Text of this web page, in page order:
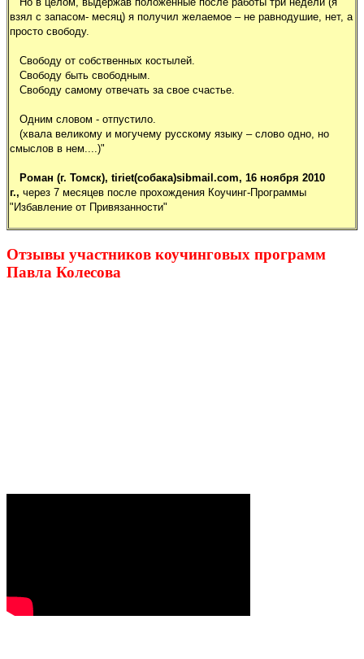
взял с запасом- месяц) я получил желаемое – не равнодушие, нет, а
просто свободу.
Свободу от собственных костылей.
Свободу быть свободным.
Свободу самому отвечать за свое счастье.
Одним словом - отпустило.
(хвала великому и могучему русскому языку – слово одно, но
смыслов в нем....)"
Роман (г. Томск), tiriet(собака)sibmail.com, 16 ноября 2010
г., через 7 месяцев после прохождения Коучинг-Программы
"Избавление от Привязанности"
Отзывы участников коучинговых программ
Павла Колесова